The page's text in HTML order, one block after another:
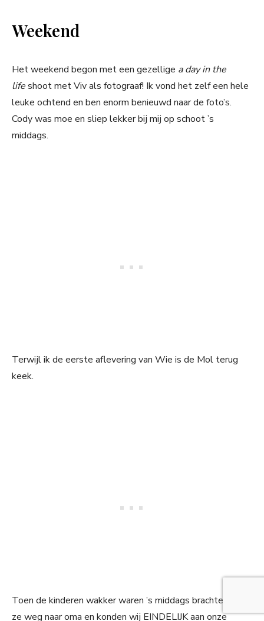
Weekend
Het weekend begon met een gezellige a day in the
lifeshoot met Viv als fotograaf! Ik vond het zelf een hele
leuke ochtend en ben enorm benieuwd naar de foto’s.
Cody was moe en sliep lekker bij mij op schoot ’s
middags.
Terwijl ik de eerste aflevering van Wie is de Mol terug
keek.
Toen de kinderen wakker waren ’s middags brachten we
ze weg naar oma en konden wij EINDELIJK aan onze